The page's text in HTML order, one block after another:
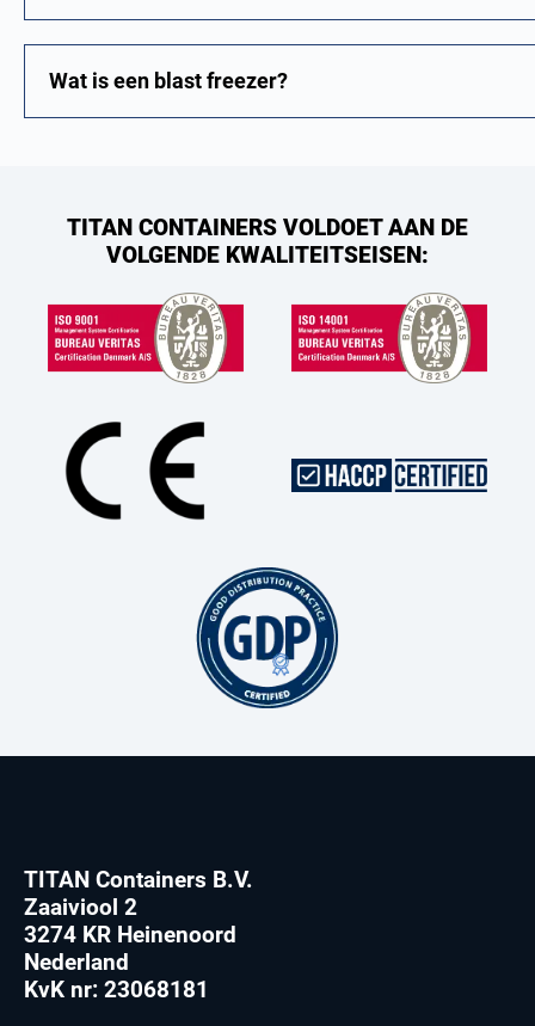
Wat is een blast freezer?
TITAN CONTAINERS VOLDOET AAN DE
VOLGENDE KWALITEITSEISEN:
TITAN Containers B.V.
Zaaiviool 2
3274 KR Heinenoord
Nederland
KvK nr: 23068181